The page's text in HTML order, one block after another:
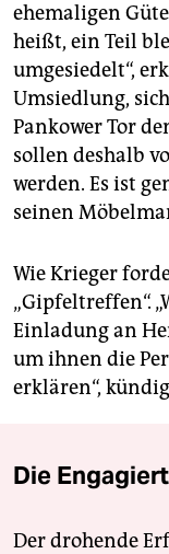
ehemaligen
heißt, ein Teil
umgesiedelt“,
Umsiedlung,
Pankower Tor
sollen deshalb
werden. Es ist
seinen
Wie Krieger
„Gipfeltreffen“.
Einladung an
um ihnen die
erklären“,
Die
Der drohende